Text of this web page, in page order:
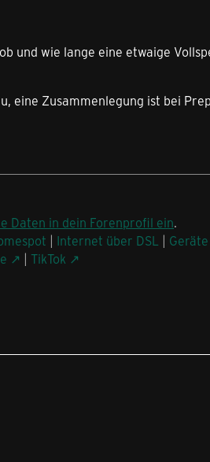
und wie lange eine etwaige
eine Zusammenlegung ist bei
Daten in dein Forenprofil ein.
| Internet über DSL | Geräte
| TikTok